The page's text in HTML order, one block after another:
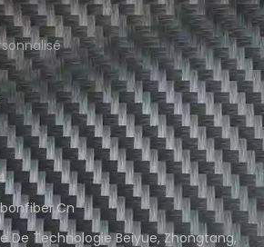
De Technologie Beiyue, Zhongtang,